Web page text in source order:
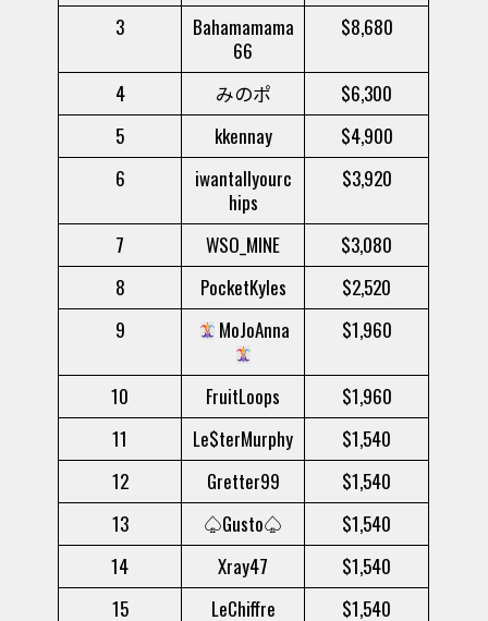
3
Bahamamama
66
$8,680
4 みのポ
$6,300
5
kkennay
$4,900
6
iwantallyourc
hips
$3,920
7 WSO_MINE
$3,080
8
PocketKyles
$2,520
9
MoJoAnna $1,960
10 FruitLoops
$1,960
11
Le$terMurphy
$1,540
12
Gretter99
$1,540
13
♤Gusto♤
$1,540
14
Xray47
$1,540
15
LeChiffre
$1,540